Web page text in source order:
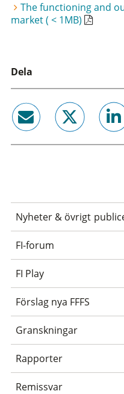
The functioning and
market ( < 1MB)
Dela
Nyheter & övrigt
FI-forum
FI Play
Förslag nya FFFS
Granskningar
Rapporter
Remissvar